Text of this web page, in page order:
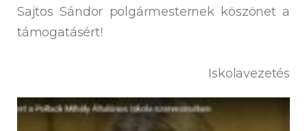
Sajtos Sándor polgármesternek köszönet a
támogatásért!
Iskolavezetés